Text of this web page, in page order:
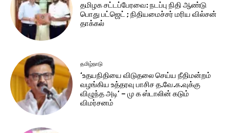
தமிழக சட்டப்பேரவை: நடப்பு நிதி ஆண்​டு
பொது பட்ஜெட் ; நிதியமைச்சர் மரிய வில்சன்
தாக்​கல்
தமிழ்நாடு
‘உதயநிதியை விடுதலை செய்ய நீதிமன்றம்
வழங்கிய உத்தரவு பாசிச த.வே.க.வுக்கு
விழுந்த அடி’ – மு க ஸ்டாலின் கடும்
விமர்சனம்